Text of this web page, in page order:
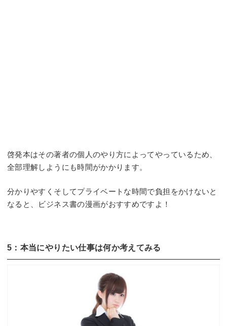
啓発本はその著者の個人のやり方によってやっているため、
全部理解しようにも時間がかかります。
分かりやすくそしてプライベートな時間で負担をかけないと
なると、ビジネス書の漫画がおすすめですよ！
5：本当にやりたい仕事は何か考えてみる